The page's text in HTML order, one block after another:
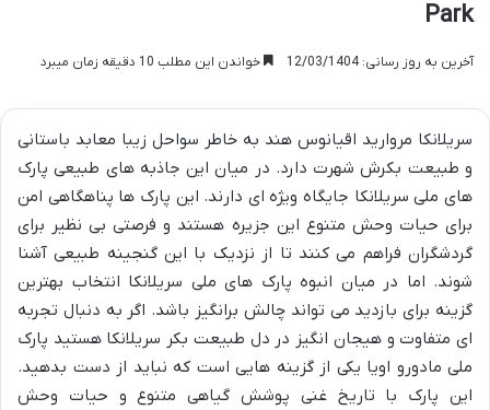
Park
آخرین به روز رسانی: 12/03/1404 خواندن این مطلب 10 دقیقه زمان میبرد
سریلانکا مروارید اقیانوس هند به خاطر سواحل زیبا معابد باستانی
و طبیعت بکرش شهرت دارد. در میان این جاذبه های طبیعی پارک
های ملی سریلانکا جایگاه ویژه ای دارند. این پارک ها پناهگاهی امن
برای حیات وحش متنوع این جزیره هستند و فرصتی بی نظیر برای
گردشگران فراهم می کنند تا از نزدیک با این گنجینه طبیعی آشنا
شوند. اما در میان انبوه پارک های ملی سریلانکا انتخاب بهترین
گزینه برای بازدید می تواند چالش برانگیز باشد. اگر به دنبال تجربه
ای متفاوت و هیجان انگیز در دل طبیعت بکر سریلانکا هستید پارک
ملی مادورو اویا یکی از گزینه هایی است که نباید از دست بدهید.
این پارک با تاریخ غنی پوشش گیاهی متنوع و حیات وحش